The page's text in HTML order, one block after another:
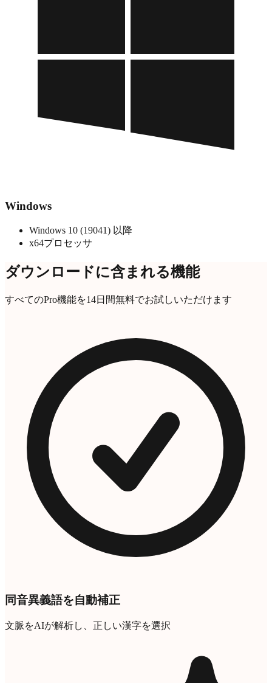
Windows
Windows 10 (19041) 以降
x64プロセッサ
ダウンロードに含まれる機能
すべてのPro機能を14日間無料でお試しいただけます
同音異義語を自動補正
文脈をAIが解析し、正しい漢字を選択